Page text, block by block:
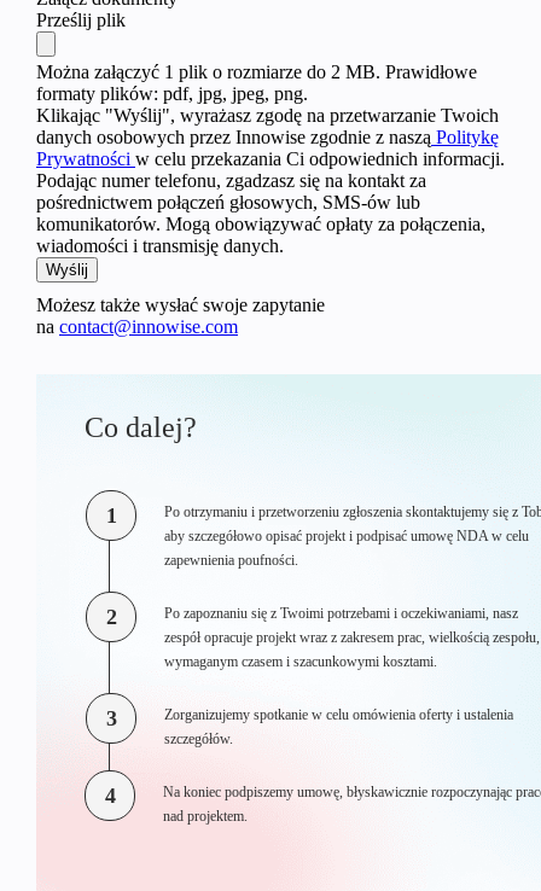
Prześlij plik
Można załączyć 1 plik o rozmiarze do 2 MB. Prawidłowe
formaty plików: pdf, jpg, jpeg, png.
Klikając "Wyślij", wyrażasz zgodę na przetwarzanie Twoich
danych osobowych przez Innowise zgodnie z naszą Politykę
Prywatności w celu przekazania Ci odpowiednich informacji.
Podając numer telefonu, zgadzasz się na kontakt za
pośrednictwem połączeń głosowych, SMS-ów lub
komunikatorów. Mogą obowiązywać opłaty za połączenia,
wiadomości i transmisję danych.
Możesz także wysłać swoje zapytanie
na contact@innowise.com
Co dalej?
1
Po otrzymaniu i przetworzeniu zgłoszenia skontaktujemy się z
aby szczegółowo opisać projekt i podpisać umowę NDA w celu
zapewnienia poufności.
2
Po zapoznaniu się z Twoimi potrzebami i oczekiwaniami, nasz
zespół opracuje projekt wraz z zakresem prac, wielkością zespołu,
wymaganym czasem i szacunkowymi kosztami.
3
Zorganizujemy spotkanie w celu omówienia oferty i ustalenia
szczegółów.
4
Na koniec podpiszemy umowę, błyskawicznie rozpoczynając
nad projektem.